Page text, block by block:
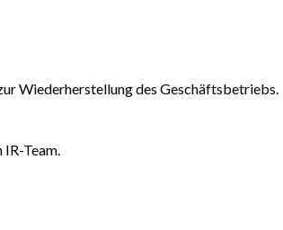
Wiederherstellung des Geschäftsbetriebs.
Team.